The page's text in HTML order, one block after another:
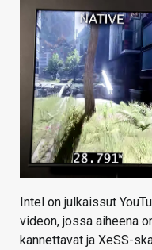
VAIHDA TEEMA
HAKU
Intel on julkaissut
videon, jossa aiheena
kannettavat ja XeSS-